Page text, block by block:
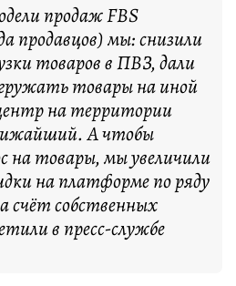
продаж FBS
продавцов) мы: снизили
товаров в ПВЗ, дали
товары на иной
на территории
А чтобы
на товары, мы увеличили
на платформе по ряду
счёт собственных
в пресс-службе